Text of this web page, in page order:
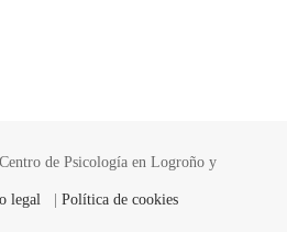
de Psicología en Logroño y
legal | Política de cookies